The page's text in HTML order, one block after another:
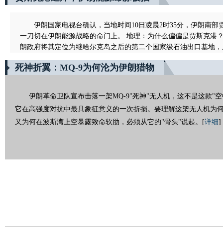
伊朗国家电视台确认，当地时间10日凌晨2时35分，伊朗南
一刀切在伊朗能源战略的命门上。 地理：为什么偏偏是贾斯克港
朗政府将其定位为继哈尔克岛之后的第二个国家级石油出口基地
死神折翼：MQ-9为何沦为伊朗猎物
伊朗革命卫队宣布击落一架MQ-9"死神"无人机，这不是这款"
它在高强度对抗中最具象征意义的一次折损。要理解这架无人机为
又为何在波斯湾上空暴露致命软肋，必须从它的"骨头"说起。
[详细]